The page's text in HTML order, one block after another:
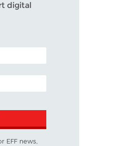
digital
EFF news,